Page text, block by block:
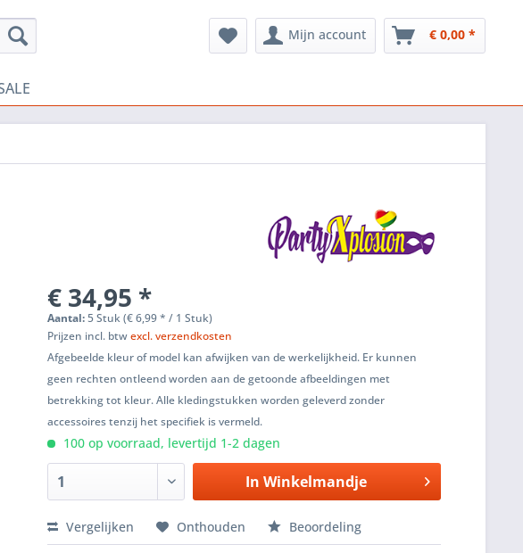
Mijn account € 0,00 *
€ 34,95 *
Aantal:5 Stuk (€ 6,99 * / 1 Stuk)
Prijzen incl. btwexcl. verzendkosten
Afgebeelde kleur of model kan afwijken van de werkelijkheid. Er kunnen
geen rechten ontleend worden aan de getoonde afbeeldingen met
betrekking tot kleur. Alle kledingstukken worden geleverd zonder
accessoires tenzij het specifiek is vermeld.
100 op voorraad, levertijd 1-2 dagen
In Winkelmandje
Vergelijken Onthouden Beoordeling